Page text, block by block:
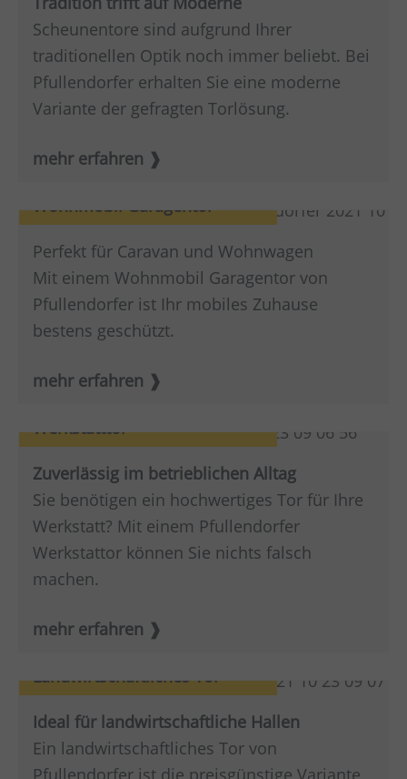
Scheunentore sind aufgrund Ihrer
traditionellen Optik noch immer beliebt. Bei
Pfullendorfer erhalten Sie eine moderne
Variante der gefragten Torlösung.
mehr erfahren
Wohnmobil Garagentor
Perfekt für Caravan und Wohnwagen
Mit einem Wohnmobil Garagentor von
Pfullendorfer ist Ihr mobiles Zuhause
bestens geschützt.
mehr erfahren
Werkstatttor
Zuverlässig im betrieblichen Alltag
Sie benötigen ein hochwertiges Tor für Ihre
Werkstatt? Mit einem Pfullendorfer
Werkstattor können Sie nichts falsch
machen.
mehr erfahren
Landwirtschaftliches Tor
Ideal für landwirtschaftliche Hallen
Ein landwirtschaftliches Tor von
Pfullendorfer ist die preisgünstige Variante